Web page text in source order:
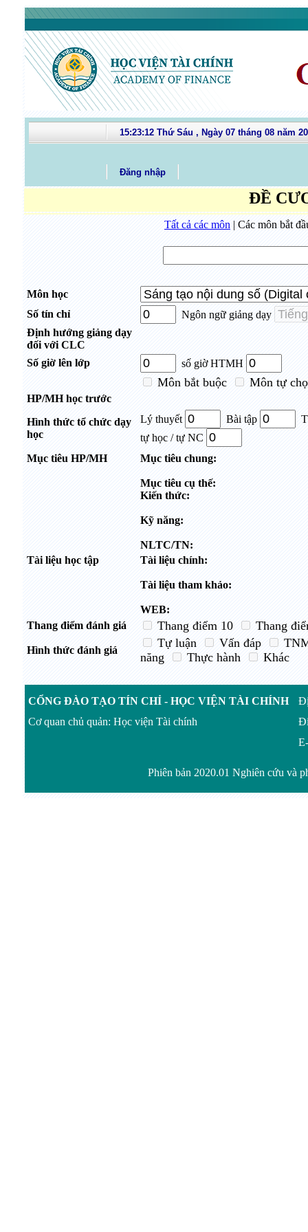
15:23:12 Thứ Sáu , Ngày 07 tháng 08 năm
Đăng nhập
ĐỀ
Tất cả các môn | Các môn bắt
Môn học
Số tín chỉ
Ngôn ngữ giảng dạy
Định hướng giảng dạy
đối với CLC
Số giờ lên lớp
số giờ HTMH
Môn bắt buộc Môn tự
HP/MH học trước
Hình thức tổ chức dạy
học
Lý thuyết Bài tập
tự học / tự NC
Mục tiêu HP/MH
Mục tiêu chung:
Mục tiêu cụ thế:
Kiến thức:
Kỹ năng:
NLTC/TN:
Tài liệu học tập
Tài liệu chính:
Tài liệu tham khảo:
WEB:
Thang điểm đánh giá
Thang điểm 10 Thang
Hình thức đánh giá
Tự luận Vấn đáp
năng
Thực hành Khác
CỔNG ĐÀO TẠO TÍN CHỈ - HỌC VIỆN TÀI CHÍNH
Cơ quan chủ quản: Học viện Tài chính
Phiên bản 2020.01 Nghiên cứu và